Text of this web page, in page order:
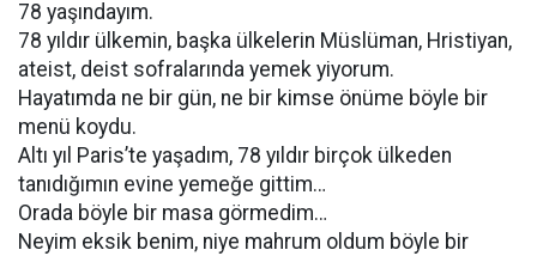
78 yaşındayım.
78 yıldır ülkemin, başka ülkelerin Müslüman, Hristiyan,
ateist, deist sofralarında yemek yiyorum.
Hayatımda ne bir gün, ne bir kimse önüme böyle bir
menü koydu.
Altı yıl Paris’te yaşadım, 78 yıldır birçok ülkeden
tanıdığımın evine yemeğe gittim…
Orada böyle bir masa görmedim…
Neyim eksik benim, niye mahrum oldum böyle bir